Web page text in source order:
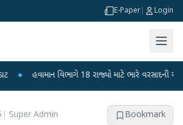
E-Paper Login
વિભાગે 18 રાજ્યો માટે ભારે વરસાદની ચેતવણી જારી
Super Admin Bookmark